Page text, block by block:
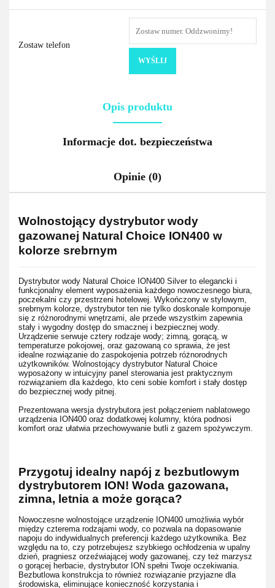
Zostaw telefon
WYŚLIJ
Opis produktu
Informacje dot. bezpieczeństwa
Opinie (0)
Wolnostojący dystrybutor wody
gazowanej Natural Choice ION400 w
kolorze srebrnym
Dystrybutor wody Natural Choice ION400 Silver to elegancki i
funkcjonalny element wyposażenia każdego nowoczesnego biura,
poczekalni czy przestrzeni hotelowej. Wykończony w stylowym,
srebrnym kolorze, dystrybutor ten nie tylko doskonale komponuje
się z różnorodnymi wnętrzami, ale przede wszystkim zapewnia
stały i wygodny dostęp do smacznej i bezpiecznej wody.
Urządzenie serwuje cztery rodzaje wody; zimną, gorącą, w
temperaturze pokojowej, oraz gazowaną co sprawia, że jest
idealne rozwiązanie do zaspokojenia potrzeb różnorodnych
użytkowników. Wolnostojący dystrybutor Natural Choice
wyposażony w intuicyjny panel sterowania jest praktycznym
rozwiązaniem dla każdego, kto ceni sobie komfort i stały dostęp
do bezpiecznej wody pitnej.
Prezentowana wersja dystrybutora jest połączeniem nablatowego
urządzenia ION400 oraz dodatkowej kolumny, która podnosi
komfort oraz ułatwia przechowywanie butli z gazem spożywczym.
Przygotuj idealny napój z bezbutlowym
dystrybutorem ION! Woda gazowana,
zimna, letnia a może gorąca?
Nowoczesne wolnostojące urządzenie ION400 umożliwia wybór
między czterema rodzajami wody, co pozwala na dopasowanie
napoju do indywidualnych preferencji każdego użytkownika. Bez
względu na to, czy potrzebujesz szybkiego ochłodzenia w upalny
dzień, pragniesz orzeźwiającej wody gazowanej, czy też marzysz
o gorącej herbacie, dystrybutor ION spełni Twoje oczekiwania.
Bezbutlowa konstrukcja to również rozwiązanie przyjazne dla
środowiska, eliminujące konieczność korzystania i